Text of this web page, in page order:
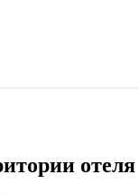
отеля